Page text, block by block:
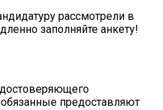
рассмотрели в
заполняйте анкету!
предоставляют